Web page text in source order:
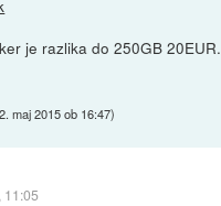
je razlika do 250GB 20EUR.
maj 2015 ob 16:47)
11:05